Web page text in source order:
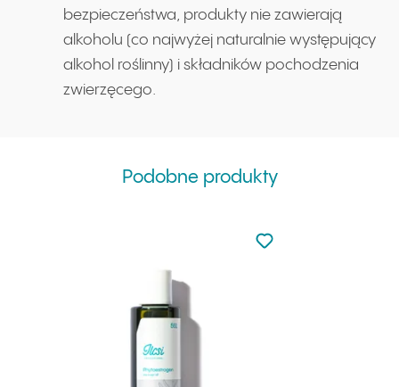
bezpieczeństwa, produkty nie zawierają
alkoholu (co najwyżej naturalnie występujący
alkohol roślinny) i składników pochodzenia
zwierzęcego.
Podobne produkty
Nie dodano do
Dodaj do ulubionych